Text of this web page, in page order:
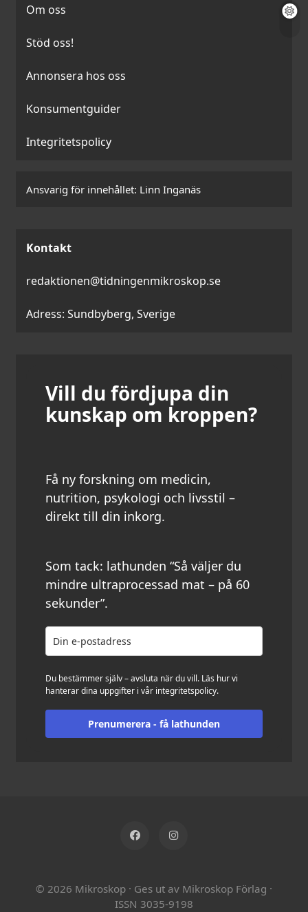
Om oss
Stöd oss!
Annonsera hos oss
Konsumentguider
Integritetspolicy
Ansvarig för innehållet: Linn Inganäs
Kontakt
redaktionen@tidningenmikroskop.se
Adress: Sundbyberg, Sverige
Vill du fördjupa din
kunskap om kroppen?
Få ny forskning om medicin,
nutrition, psykologi och livsstil –
direkt till din inkorg.
Som tack: lathunden “Så väljer du
mindre ultraprocessad mat – på 60
sekunder”.
Du bestämmer själv – avsluta när du vill. Läs hur vi
hanterar dina uppgifter i vår integritetspolicy.
Prenumerera - få lathunden
© 2026 Mikroskop · Ges ut av Mikroskop Förlag ·
ISSN 3035-9198